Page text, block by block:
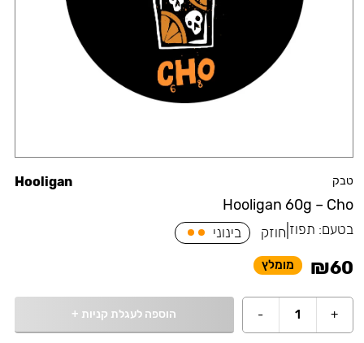
טבק
Hooligan 60g – Cho
Hooligan
בטעם: תפוז חוזק בינוני
₪60 מומלץ
+
1
- הוספה לעגלת קניות +